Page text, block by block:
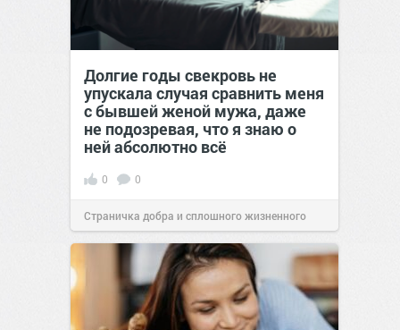
Долгие годы свекровь не
упускала случая сравнить меня
с бывшей женой мужа, даже
не подозревая, что я знаю о
ней абсолютно всё
0 0
Страничка добра и сплошного жизненного
позитива!00:2907 авг 2026